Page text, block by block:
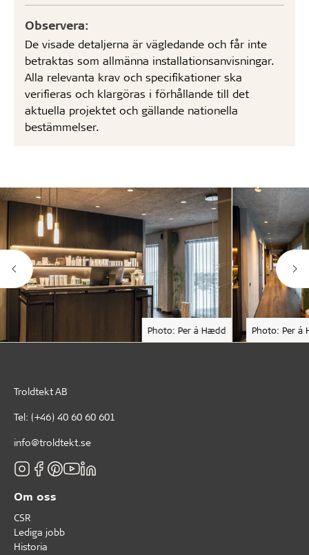
Observera:
De visade detaljerna är vägledande och får inte
betraktas som allmänna installationsanvisningar.
Alla relevanta krav och specifikationer ska
verifieras och klargöras i förhållande till det
aktuella projektet och gällande nationella
bestämmelser.
Photo: Per á Hædd Photo: Per á
Troldtekt AB
Tel: (+46) 40 60 60 601
info@troldtekt.se
Om oss
CSR
Lediga jobb
Historia